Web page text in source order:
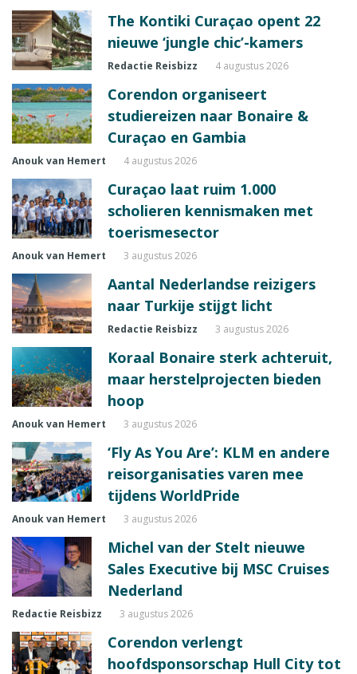
The Kontiki Curaçao opent 22
nieuwe ‘jungle chic’-kamers
Redactie Reisbizz 4 augustus 2026
Corendon organiseert
studiereizen naar Bonaire &
Curaçao en Gambia
Anouk van Hemert 4 augustus 2026
Curaçao laat ruim 1.000
scholieren kennismaken met
toerismesector
Anouk van Hemert 3 augustus 2026
Aantal Nederlandse reizigers
naar Turkije stijgt licht
Redactie Reisbizz 3 augustus 2026
Koraal Bonaire sterk achteruit,
maar herstelprojecten bieden
hoop
Anouk van Hemert 3 augustus 2026
‘Fly As You Are’: KLM en andere
reisorganisaties varen mee
tijdens WorldPride
Anouk van Hemert 3 augustus 2026
Michel van der Stelt nieuwe
Sales Executive bij MSC Cruises
Nederland
Redactie Reisbizz 3 augustus 2026
Corendon verlengt
hoofdsponsorschap Hull City tot